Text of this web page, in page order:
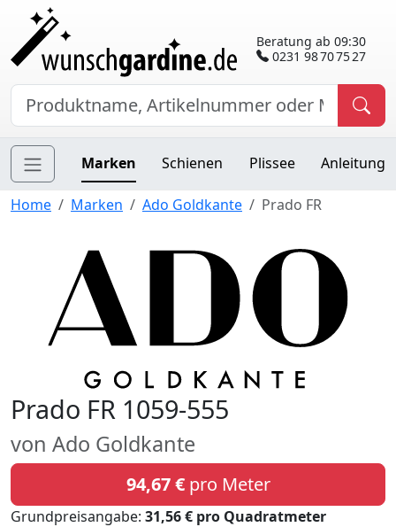
Beratung ab 09:30
0231 98 70 75 27
Marken Schienen Plissee Anleitung
Home Marken Ado Goldkante Prado FR
Prado FR 1059-555
von Ado Goldkante
94,67 €pro Meter
Grundpreisangabe: 31,56 € pro Quadratmeter